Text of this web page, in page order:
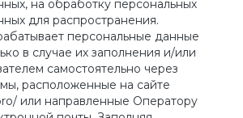
на обработку персональных
для распространения.
персональные данные
в случае их заполнения и/или
самостоятельно через
расположенные на сайте
или направленные Оператору